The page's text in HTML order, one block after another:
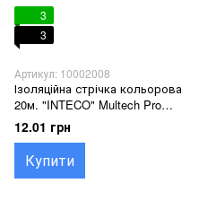
3
3
Артикул: 10002008
Ізоляційна стрічка кольорова
20м. "INTECO" Multech Pro
1/10
12.01 грн
Купити